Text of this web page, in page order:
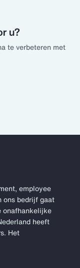
u?
te verbeteren met
employee
ons bedrijf gaat
onafhankelijke
heeft
Het